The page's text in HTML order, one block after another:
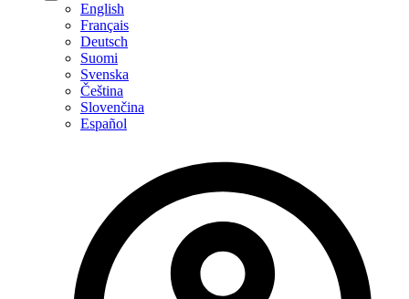
English
Français
Deutsch
Suomi
Svenska
Čeština
Slovenčina
Español